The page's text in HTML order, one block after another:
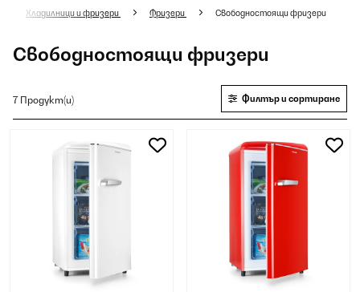
Хладилници и фризери Фризери Свободностоящи фризери
Свободностоящи фризери
7 Продукт(и) Филтър и сортиране